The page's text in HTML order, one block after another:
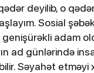
deyilib, o qədər
Sosial
genişürəkli adam
ad günlərində
Səyahət etməyi